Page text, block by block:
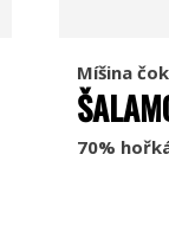
Míšina
70%